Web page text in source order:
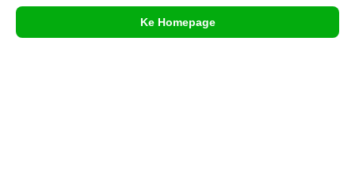
Ke Homepage